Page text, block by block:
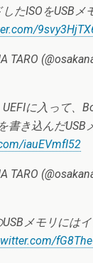
たISOをUSBメ
TARO
UEFIに入って、
書き込んだUSB
iauEVmfI52
TARO
メモリには